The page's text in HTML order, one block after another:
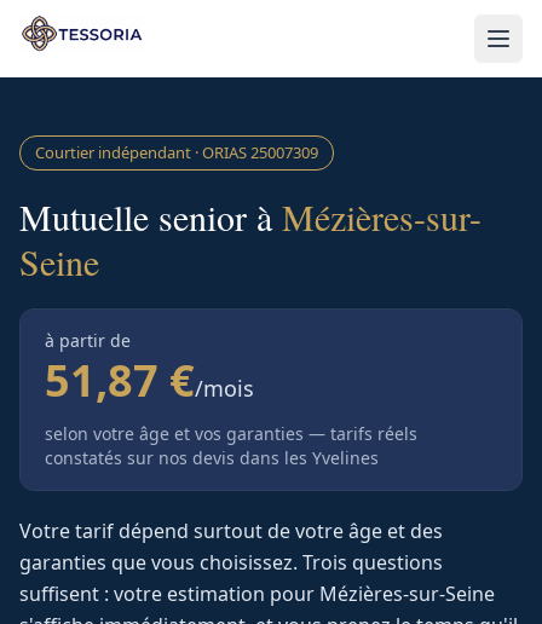
Aller au contenu principal
Courtier indépendant · ORIAS25007309
Mutuelle senior àMézières-sur-
Seine
à partir de
51,87 €/mois
selon votre âge et vos garanties — tarifs réels
constatés sur nos devis dans les Yvelines
Votre tarif dépend surtout de votre âge et des
garanties que vous choisissez. Trois questions
suffisent : votre estimation pour Mézières-sur-Seine